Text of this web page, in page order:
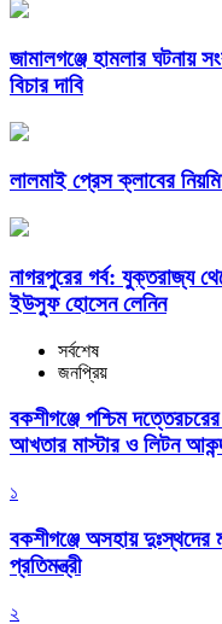
জামালগঞ্জে হামলার ঘটনায়
বিচার দাবি
লালমাই প্রেস ক্লাবের
নাগরপুরের গর্ব: যুক্তরাজ্য
ইউসুফ হোসেন লেনিন
সর্বশেষ
জনপ্রিয়
বকশীগঞ্জে পশ্চিম
আখতার মাস্টার ও লিটন
১
বকশীগঞ্জে অসহায়
প্রতিমন্ত্রী
২